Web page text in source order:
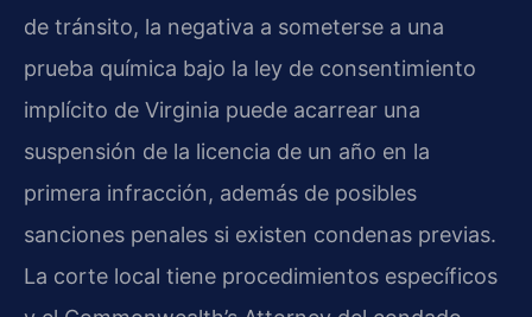
de tránsito, la negativa a someterse a una
prueba química bajo la ley de consentimiento
implícito de Virginia puede acarrear una
suspensión de la licencia de un año en la
primera infracción, además de posibles
sanciones penales si existen condenas previas.
La corte local tiene procedimientos específicos